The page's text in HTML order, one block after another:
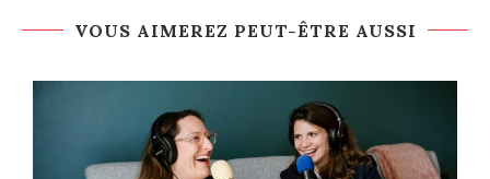
VOUS AIMEREZ PEUT-ÊTRE AUSSI